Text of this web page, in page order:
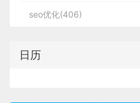
seo优化(406)
日历